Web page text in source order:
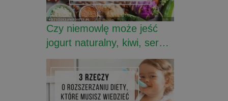
Czy niemowlę może jeść
jogurt naturalny, kiwi, ser…